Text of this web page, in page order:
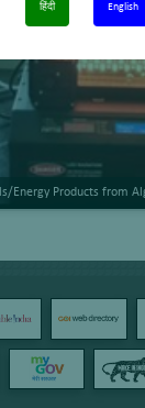
हिंदी English
Energy Products from